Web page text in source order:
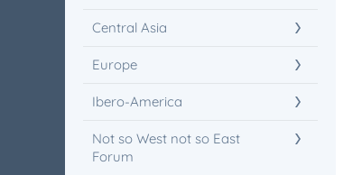
Central Asia
Europe
Ibero-America
Not so West not so East
Forum